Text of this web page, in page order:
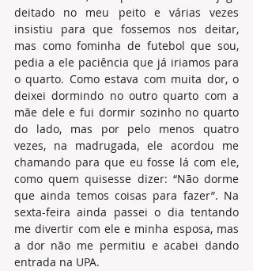
deitado no meu peito e várias vezes
insistiu para que fossemos nos deitar,
mas como fominha de futebol que sou,
pedia a ele paciência que já iriamos para
o quarto. Como estava com muita dor, o
deixei dormindo no outro quarto com a
mãe dele e fui dormir sozinho no quarto
do lado, mas por pelo menos quatro
vezes, na madrugada, ele acordou me
chamando para que eu fosse lá com ele,
como quem quisesse dizer: “Não dorme
que ainda temos coisas para fazer”. Na
sexta-feira ainda passei o dia tentando
me divertir com ele e minha esposa, mas
a dor não me permitiu e acabei dando
entrada na UPA.